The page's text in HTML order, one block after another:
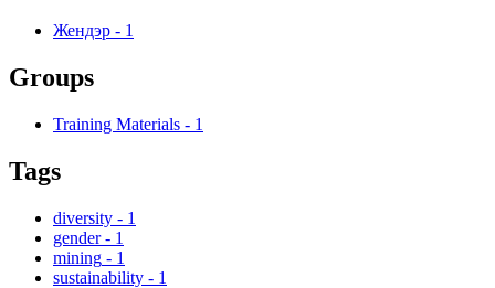
Жендэр - 1
Groups
Training Materials - 1
Tags
diversity - 1
gender - 1
mining - 1
sustainability - 1